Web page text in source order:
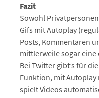
Fazit
Sowohl
Gifs mit Autoplay
Posts, Kommentaren
mittlerweile sogar
Bei Twitter gibt’s für
Funktion, mit Autoplay
spielt Videos